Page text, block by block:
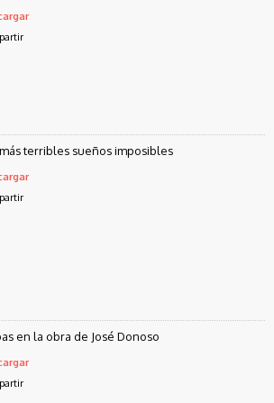
terribles sueños imposibles
en la obra de José Donoso